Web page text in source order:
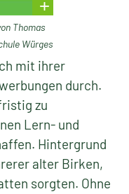
Thomas
Würges
mit ihrer
durch.
zu
Lern- und
Hintergrund
alter Birken,
sorgten. Ohne